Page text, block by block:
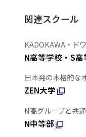
関連スクール
KADOKAWA・ド
N高等学校・S
日本発の本格的な
ZEN大学
N高グループと共
N中等部